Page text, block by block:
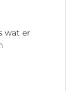
wat er